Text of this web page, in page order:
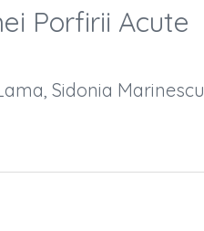
Porfirii Acute
Sidonia Marinescu,